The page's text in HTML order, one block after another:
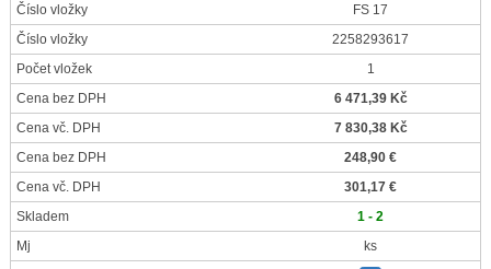
Číslo vložky
FS 17
Číslo vložky
2258293617
Počet vložek
1
Cena bez DPH
6 471,39 Kč
Cena vč. DPH
7 830,38 Kč
Cena bez DPH
248,90 €
Cena vč. DPH
301,17 €
Skladem
1 - 2
Mj
ks